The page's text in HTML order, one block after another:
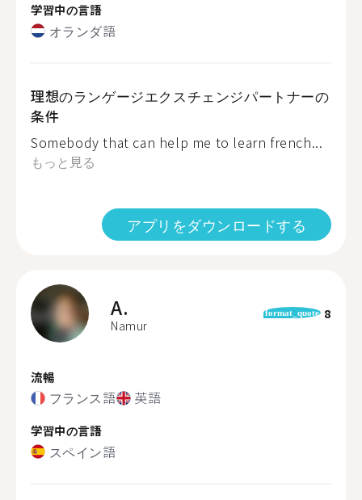
学習中の言語
オランダ語
理想のランゲージエクスチェンジパートナーの
条件
Somebody that can help me to learn french...
もっと見る
アプリをダウンロードする
A.
Namur
format_quote 8
流暢
フランス語 英語
学習中の言語
スペイン語